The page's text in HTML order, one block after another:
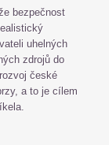
bezpečnost
uhelných
zdrojů do
české
a to je cílem